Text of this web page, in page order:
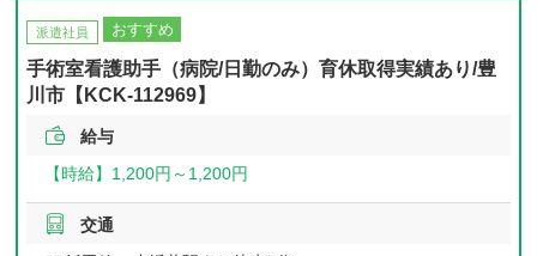
派遣社員 おすすめ
手術室看護助手（病院/日勤のみ）育休取得実績あり/豊
川市【KCK-112969】
給与
【時給】 1,200円～ 1,200円
交通